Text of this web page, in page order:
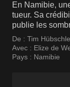
En Namibie,
tueur. Sa
publie les
De : Tim Hübschle
Avec : Elize de
Pays : Namibie